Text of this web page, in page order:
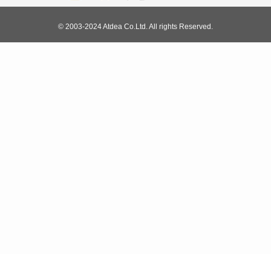
© 2003-2024 Atdea Co.Ltd. All rights Reserved.